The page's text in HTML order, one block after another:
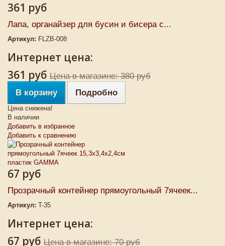
361 руб
Лапа, органайзер для бусин и бисера с...
Артикул: FLZB-008
Интернет цена:
361 руб Цена в магазине: 380 руб
В корзину
Подробно
Цена снижена!
В наличии
Добавить в избранное
Добавить к сравнению
67 руб
Прозрачный контейнер прямоугольный 7ячеек...
Артикул: T-35
Интернет цена:
67 руб Цена в магазине: 70 руб